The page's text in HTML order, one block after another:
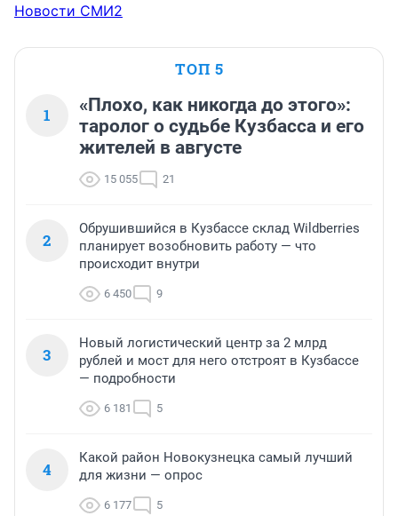
Новости СМИ2
ТОП 5
1
«Плохо, как никогда до этого»:
таролог о судьбе Кузбасса и его
жителей в августе
15 055 21
2
Обрушившийся в Кузбассе склад Wildberries
планирует возобновить работу — что
происходит внутри
6 450 9
3
Новый логистический центр за 2 млрд
рублей и мост для него отстроят в Кузбассе
— подробности
6 181 5
4
Какой район Новокузнецка самый лучший
для жизни — опрос
6 177 5